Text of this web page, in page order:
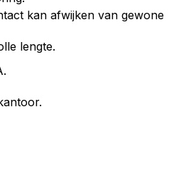
kan afwijken van gewone
lengte.